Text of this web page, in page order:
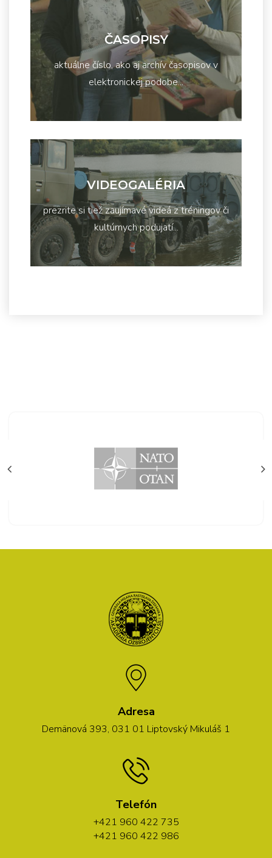
ČASOPISY
aktuálne číslo, ako aj archív časopisov v
elektronickej podobe...
VIDEOGALÉRIA
prezrite si tiež zaujímavé videá z tréningov či
kultúrnych podujatí...
Adresa
Demänová 393, 031 01 Liptovský Mikuláš 1
Telefón
+421 960 422 735
+421 960 422 986